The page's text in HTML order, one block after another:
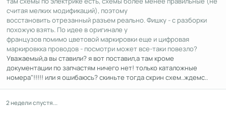
считая мелких модификаций), поэтому
восстановить отрезанный разъем реально. Фишку - с разборки
похожую взять. По идее в оригинале у
французов помимо цветовой маркировки еще и цифровая
маркировкка проводов - посмотри может все-таки повезло?
Уважаемый,а вы ставили? я вот поставил,а там кроме
документации по запчастям ничего нет! только каталожные
номера"!!!!! или я ошибаюсь? скиньте тогда скрин схем..ждемс..
2 недели спустя...